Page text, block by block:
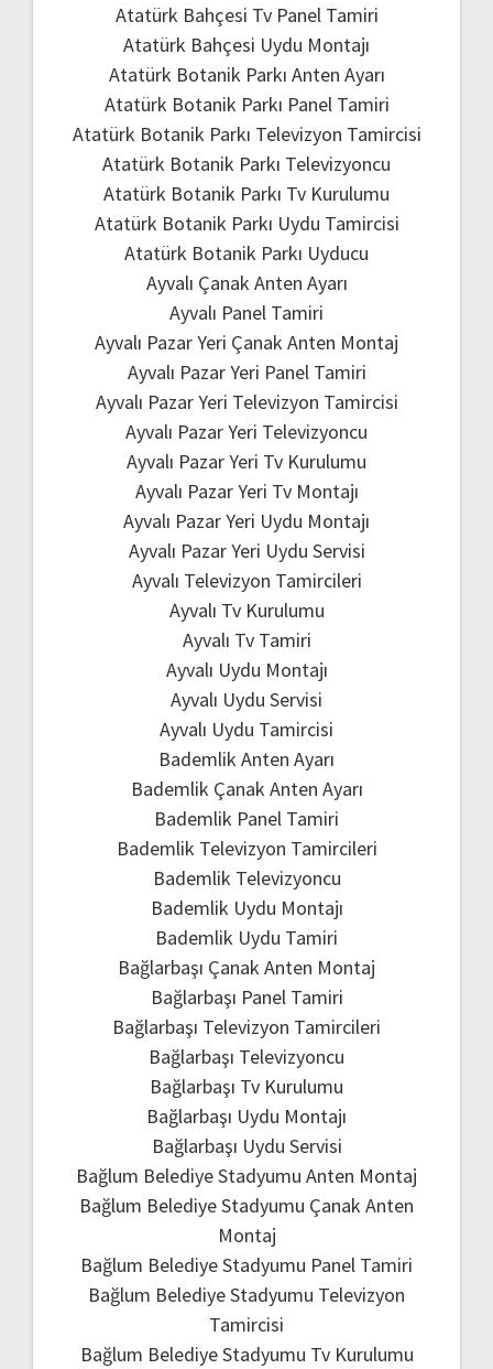
Atatürk Bahçesi Tv Panel Tamiri
Atatürk Bahçesi Uydu Montajı
Atatürk Botanik Parkı Anten Ayarı
Atatürk Botanik Parkı Panel Tamiri
Atatürk Botanik Parkı Televizyon Tamircisi
Atatürk Botanik Parkı Televizyoncu
Atatürk Botanik Parkı Tv Kurulumu
Atatürk Botanik Parkı Uydu Tamircisi
Atatürk Botanik Parkı Uyducu
Ayvalı Çanak Anten Ayarı
Ayvalı Panel Tamiri
Ayvalı Pazar Yeri Çanak Anten Montaj
Ayvalı Pazar Yeri Panel Tamiri
Ayvalı Pazar Yeri Televizyon Tamircisi
Ayvalı Pazar Yeri Televizyoncu
Ayvalı Pazar Yeri Tv Kurulumu
Ayvalı Pazar Yeri Tv Montajı
Ayvalı Pazar Yeri Uydu Montajı
Ayvalı Pazar Yeri Uydu Servisi
Ayvalı Televizyon Tamircileri
Ayvalı Tv Kurulumu
Ayvalı Tv Tamiri
Ayvalı Uydu Montajı
Ayvalı Uydu Servisi
Ayvalı Uydu Tamircisi
Bademlik Anten Ayarı
Bademlik Çanak Anten Ayarı
Bademlik Panel Tamiri
Bademlik Televizyon Tamircileri
Bademlik Televizyoncu
Bademlik Uydu Montajı
Bademlik Uydu Tamiri
Bağlarbaşı Çanak Anten Montaj
Bağlarbaşı Panel Tamiri
Bağlarbaşı Televizyon Tamircileri
Bağlarbaşı Televizyoncu
Bağlarbaşı Tv Kurulumu
Bağlarbaşı Uydu Montajı
Bağlarbaşı Uydu Servisi
Bağlum Belediye Stadyumu Anten Montaj
Bağlum Belediye Stadyumu Çanak Anten
Montaj
Bağlum Belediye Stadyumu Panel Tamiri
Bağlum Belediye Stadyumu Televizyon
Tamircisi
Bağlum Belediye Stadyumu Tv Kurulumu